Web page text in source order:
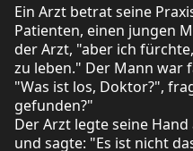
Ein Arzt betrat seine
Patienten, einen jungen
der Arzt, "aber ich
zu leben." Der Mann war
"Was ist los, Doktor?",
gefunden?"
Der Arzt legte seine
und sagte: "Es ist nicht